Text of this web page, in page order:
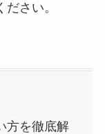
さい。
方を徹底解